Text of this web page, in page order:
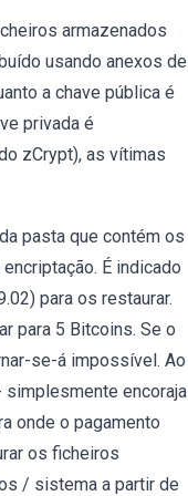
armazenados
usando anexos de
a chave pública é
privada é
zCrypt), as vítimas
pasta que contém os
É indicado
para os restaurar.
para 5 Bitcoins. Se o
se-á impossível. Ao
encoraja
onde o pagamento
os ficheiros
/ sistema a partir de